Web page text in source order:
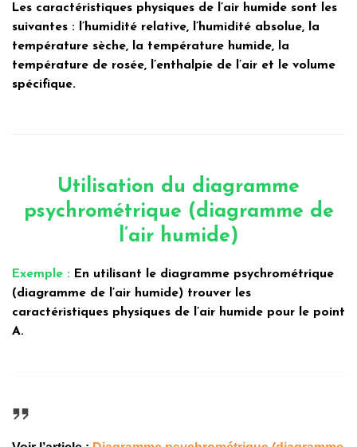
Les caractéristiques physiques de l’air humide sont les
suivantes : l’humidité relative, l’humidité absolue, la
température sèche, la température humide, la
température de rosée, l’enthalpie de l’air et le volume
spécifique.
Utilisation du diagramme
psychrométrique (diagramme de
l’air humide)
Exemple : En utilisant le diagramme psychrométrique
(diagramme de l’air humide) trouver les
caractéristiques physiques de l’air humide pour le point
A.